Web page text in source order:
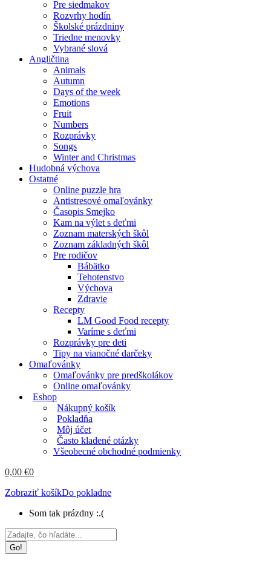
Pre siedmakov
Rozvrhy hodín
Školské prázdniny
Triedne menovky
Vybrané slová
Angličtina
Animals
Autumn
Days of the week
Emotions
Fruit
Numbers
Rozprávky
Songs
Winter and Christmas
Hudobná výchova
Ostatné
Online puzzle hra
Antistresové omaľovánky
Časopis Smejko
Kam na výlet s deťmi
Zoznam materských škôl
Zoznam základných škôl
Pre rodičov
Bábätko
Tehotenstvo
Výchova
Zdravie
Recepty
LM Good Food recepty
Varíme s deťmi
Rozprávky pre deti
Tipy na vianočné darčeky
Omaľovánky
Omaľovánky pre predškolákov
Online omaľovánky
Eshop
Nákupný košík
Pokladňa
Môj účet
Často kladené otázky
Všeobecné obchodné podmienky
0,00 €0
Zobraziť košíkDo pokladne
Som tak prázdny :.(
Search: